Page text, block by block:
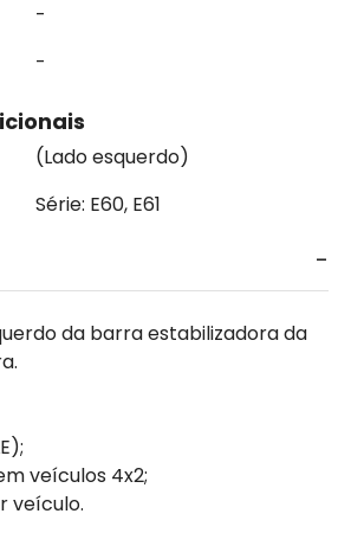
-
-
(Lado esquerdo)
Série: E60, E61
da barra estabilizadora da
veículos 4x2;
veículo.